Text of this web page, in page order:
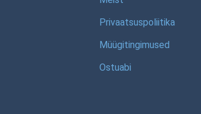
Privaatsuspoliitika
Müügitingimused
Ostuabi